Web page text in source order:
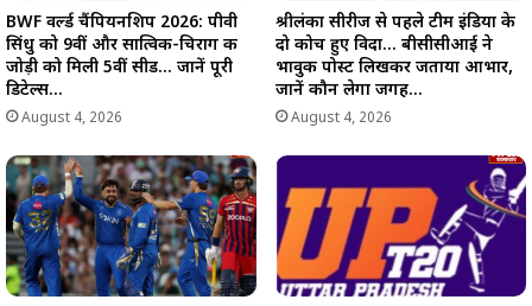
BWF वर्ल्ड चैंपियनशिप 2026: पीवी
सिंधु को 9वीं और सात्विक-चिराग की
जोड़ी को मिली 5वीं सीड… जानें पूरी
डिटेल्स…
August 4, 2026
श्रीलंका सीरीज से पहले टीम इंडिया के
दो कोच हुए विदा… बीसीसीआई ने
भावुक पोस्ट लिखकर जताया आभार,
जानें कौन लेगा जगह…
August 4, 2026